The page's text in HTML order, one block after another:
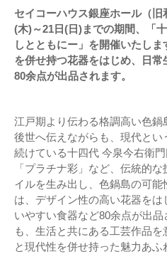
セイコーハウス銀座ホール（旧
(木)～21日(日)までの期間、「
しとともにー」を開催いたし
を併せ持つ花器をはじめ、日
80余点が出品されます。
江戸期より伝わる格調高い色
後世へ伝えながらも、現代と
続けている十四代 今泉今右衛
「プラチナ彩」など、伝統的
イルを生み出し、色鍋島の可
は、デザイン性の高い花器を
いやすい食器など80余点が出
も、生活と共にある工芸作品
と現代性を併せ持った魅力あふ